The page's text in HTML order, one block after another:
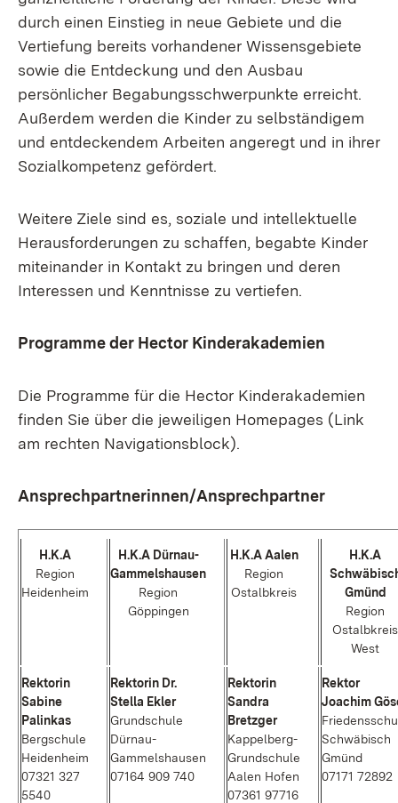
durch einen Einstieg in neue Gebiete und die
Vertiefung bereits vorhandener Wissensgebiete
sowie die Entdeckung und den Ausbau
persönlicher Begabungsschwerpunkte erreicht.
Außerdem werden die Kinder zu selbständigem
und entdeckendem Arbeiten angeregt und in ihrer
Sozialkompetenz gefördert.
Weitere Ziele sind es, soziale und intellektuelle
Herausforderungen zu schaffen, begabte Kinder
miteinander in Kontakt zu bringen und deren
Interessen und Kenntnisse zu vertiefen.
Programme der Hector Kinderakademien
Die Programme für die Hector Kinderakademien
finden Sie über die jeweiligen Homepages (Link
am rechten Navigationsblock).
Ansprechpartnerinnen/Ansprechpartner
H.K.A
Region
Heidenheim
H.K.A Dürnau-
Gammelshausen
Region
Göppingen
H.K.A Aalen
Region
Ostalbkreis
H.K.A
Gmünd
Region
Ostalbkreis
West
Rektorin
Sabine
Palinkas
Bergschule
Heidenheim
07321 327
5540
Rektorin Dr.
Stella Ekler
Grundschule
Dürnau-
Gammelshausen
07164 909 740
Rektorin
Sandra
Bretzger
Kappelberg-
Grundschule
Aalen Hofen
07361 97716
Rektor
Joachim
Schwäbisch
Gmünd
07171 72892